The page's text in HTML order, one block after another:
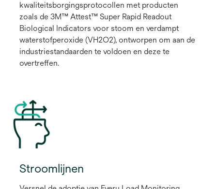
kwaliteitsborgingsprotocollen met producten
zoals de 3M™ Attest™ Super Rapid Readout
Biological Indicators voor stoom en verdampt
waterstofperoxide (VH2O2), ontworpen om aan de
industriestandaarden te voldoen en deze te
overtreffen.
Stroomlijnen